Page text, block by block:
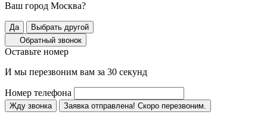
Ваш город Москва?
Да
Выбрать другой
Обратный звонок
Оставьте номер
И мы перезвоним вам за 30 секунд
Номер телефона
Жду звонка Заявка отправлена! Скоро перезвоним.